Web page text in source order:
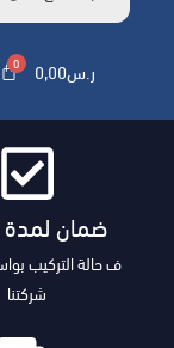
0,00ر.س
ضمان لمدة
ف حالة التركيب
شركتنا